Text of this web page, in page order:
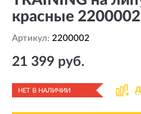
красные 2200002
Артикул: 2200002
21 399 руб.
НЕТ В НАЛИЧИИ